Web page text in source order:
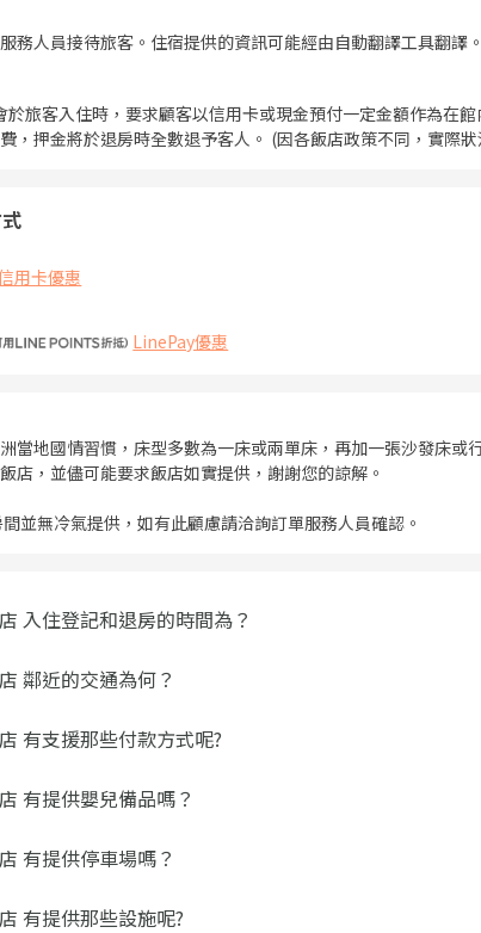
務人員接待旅客。住宿提供的資訊可能經由自動翻譯工具翻譯。
旅客入住時，要求顧客以信用卡或現金預付一定金額作為在館
，押金將於退房時全數退予客人。 (因各飯店政策不同，實際
用卡優惠
LinePay優惠
當地國情習慣，床型多數為一床或兩單床，再加一張沙發床
店，並儘可能要求飯店如實提供，謝謝您的諒解。
並無冷氣提供，如有此顧慮請洽詢訂單服務人員確認。
入住登記和退房的時間為？
鄰近的交通為何？
有支援那些付款方式呢?
有提供嬰兒備品嗎？
有提供停車場嗎？
有提供那些設施呢?